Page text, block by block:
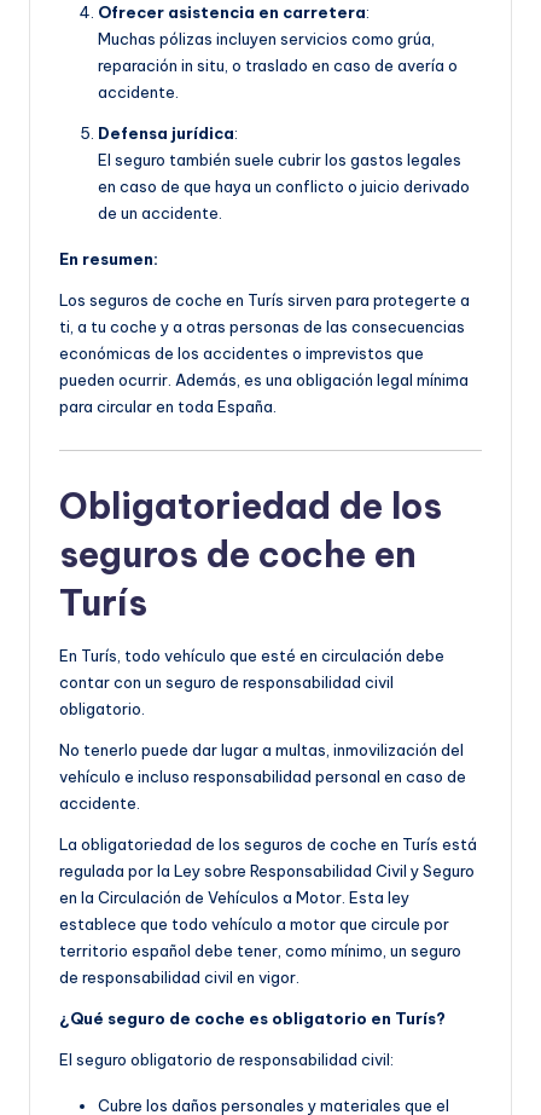
Ofrecer asistencia en carretera:
Muchas pólizas incluyen servicios como grúa,
reparación in situ, o traslado en caso de avería o
accidente.
Defensa jurídica:
El seguro también suele cubrir los gastos legales
en caso de que haya un conflicto o juicio derivado
de un accidente.
En resumen:
Los seguros de coche en Turís sirven para protegerte a
ti, a tu coche y a otras personas de las consecuencias
económicas de los accidentes o imprevistos que
pueden ocurrir. Además, es una obligación legal mínima
para circular en toda España.
Obligatoriedad de los
seguros de coche en
Turís
En Turís, todo vehículo que esté en circulación debe
contar con un seguro de responsabilidad civil
obligatorio.
No tenerlo puede dar lugar a multas, inmovilización del
vehículo e incluso responsabilidad personal en caso de
accidente.
La obligatoriedad de los seguros de coche en Turís está
regulada por la Ley sobre Responsabilidad Civil y Seguro
en la Circulación de Vehículos a Motor. Esta ley
establece que todo vehículo a motor que circule por
territorio español debe tener, como mínimo, un seguro
de responsabilidad civil en vigor.
¿Qué seguro de coche es obligatorio en Turís?
El seguro obligatorio de responsabilidad civil:
Cubre los daños personales y materiales que el